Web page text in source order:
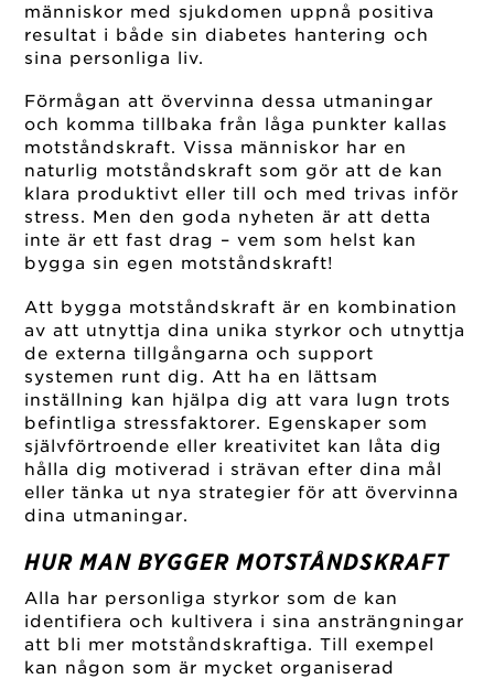
människor med sjukdomen uppnå positiva
resultat i både sin diabetes hantering och
sina personliga liv.
Förmågan att övervinna dessa utmaningar
och komma tillbaka från låga punkter kallas
motståndskraft. Vissa människor har en
naturlig motståndskraft som gör att de kan
klara produktivt eller till och med trivas inför
stress. Men den goda nyheten är att detta
inte är ett fast drag – vem som helst kan
bygga sin egen motståndskraft!
Att bygga motståndskraft är en kombination
av att utnyttja dina unika styrkor och utnyttja
de externa tillgångarna och support
systemen runt dig. Att ha en lättsam
inställning kan hjälpa dig att vara lugn trots
befintliga stressfaktorer. Egenskaper som
självförtroende eller kreativitet kan låta dig
hålla dig motiverad i strävan efter dina mål
eller tänka ut nya strategier för att övervinna
dina utmaningar.
HUR MAN BYGGER MOTSTÅNDSKRAFT
Alla har personliga styrkor som de kan
identifiera och kultivera i sina ansträngningar
att bli mer motståndskraftiga. Till exempel
kan någon som är mycket organiserad